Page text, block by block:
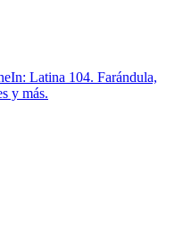
Latina 104. Farándula,
y más.